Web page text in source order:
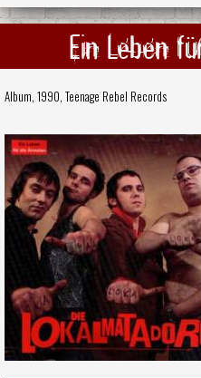
Ein Leben
Album, 1990, Teenage Rebel Records